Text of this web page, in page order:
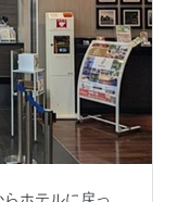
ホテルに戻っ